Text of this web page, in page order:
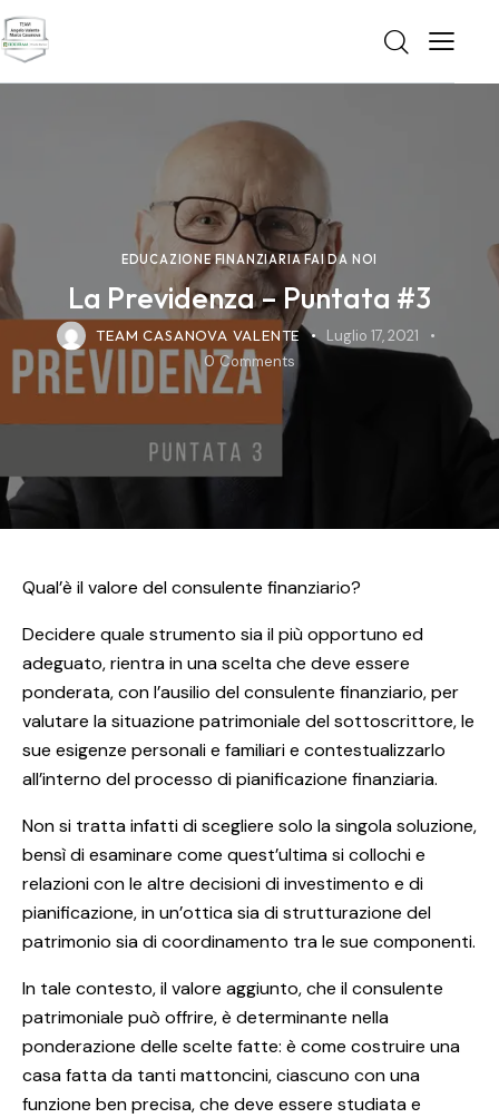
EDUCAZIONE FINANZIARIA FAI DA NOI
La Previdenza – Puntata #3
TEAM CASANOVA VALENTE
Luglio 17, 2021
0 Comments
Qual’è il valore del consulente finanziario?
Decidere quale strumento sia il più opportuno ed
adeguato, rientra in una scelta che deve essere
ponderata, con l’ausilio del consulente finanziario, per
valutare la situazione patrimoniale del sottoscrittore, le
sue esigenze personali e familiari e contestualizzarlo
all’interno del processo di pianificazione finanziaria.
Non si tratta infatti di scegliere solo la singola soluzione,
bensì di esaminare come quest’ultima si collochi e
relazioni con le altre decisioni di investimento e di
pianificazione, in un’ottica sia di strutturazione del
patrimonio sia di coordinamento tra le sue componenti.
In tale contesto, il valore aggiunto, che il consulente
patrimoniale può offrire, è determinante nella
ponderazione delle scelte fatte: è come costruire una
casa fatta da tanti mattoncini, ciascuno con una
funzione ben precisa, che deve essere studiata e